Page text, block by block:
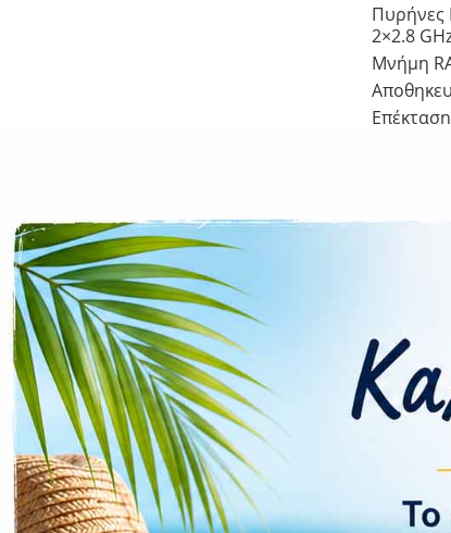
Πυρήνες
2×2.8
Μνήμη
Δίκτυο
WLAN
Wi-Fi
NFC Ναι